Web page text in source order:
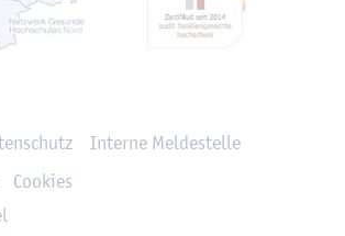
In­ter­ne Mel­de­stel­le
Coo­kies